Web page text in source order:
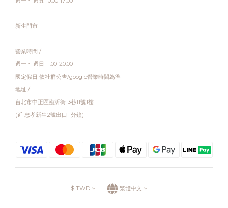
新生門市
營業時間 /
週一 ~ 週日 11:00-20:00
國定假日 依社群公告/google營業時間為準
地址 /
台北市中正區臨沂街13巷11號1樓
(近 忠孝新生2號出口 1分鐘)
$ TWD 繁體中文